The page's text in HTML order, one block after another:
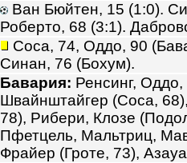
Ван Бюйтен, 15 (1:0).
Роберто, 68 (3:1).
Соса, 74, Оддо, 90
Синан, 76 (Бохум).
Бавария: Ренсинг,
Швайнштайгер (Соса,
78), Рибери, Клозе
Пфетцель, Мальтриц,
Фрайер (Гроте, 73),